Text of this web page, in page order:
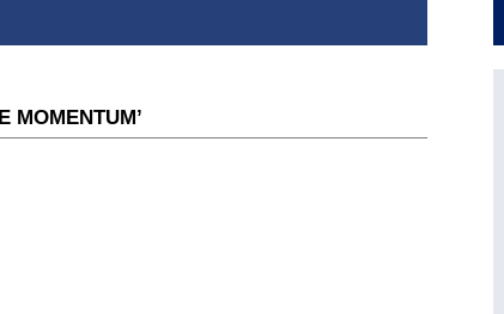
MOMENTUM’